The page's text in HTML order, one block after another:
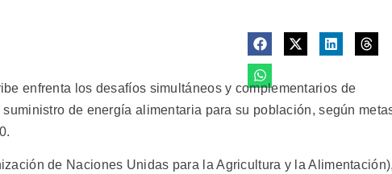
enfrenta los desafíos simultáneos y complementarios de
de energía alimentaria para su población, según
de Naciones Unidas para la Agricultura y la